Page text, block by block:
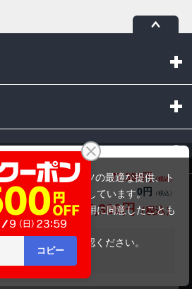
（第10世代CPU）
77,300円
円
0円
77,300円
庫がありません
お問い合わせ
10:00~19:00(休業:日曜日)
上およびコンテンツの最適な提供、ト
してCookieを使用しています。
場合、Cookieの利用に同意したことも
をご確認ください。
承諾する